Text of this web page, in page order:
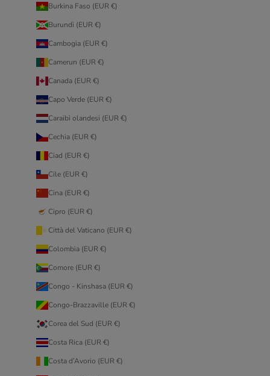
Burkina Faso (EUR €)
Burundi (EUR €)
Cambogia (EUR €)
Camerun (EUR €)
Canada (EUR €)
Capo Verde (EUR €)
Caraibi olandesi (EUR €)
Cechia (EUR €)
Ciad (EUR €)
Cile (EUR €)
Cina (EUR €)
Cipro (EUR €)
Città del Vaticano (EUR €)
Colombia (EUR €)
Comore (EUR €)
Congo - Kinshasa (EUR €)
Congo-Brazzaville (EUR €)
Corea del Sud (EUR €)
Costa Rica (EUR €)
Costa d’Avorio (EUR €)